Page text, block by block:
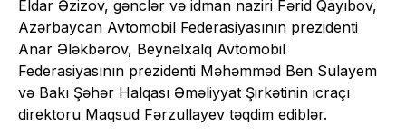
Eldar Əzizov, gənclər və idman naziri Fərid Qayıbov,
Azərbaycan Avtomobil Federasiyasının prezidenti
Anar Ələkbərov, Beynəlxalq Avtomobil
Federasiyasının prezidenti Məhəmməd Ben Sulayem
və Bakı Şəhər Halqası Əməliyyat Şirkətinin icraçı
direktoru Maqsud Fərzullayev təqdim ediblər.